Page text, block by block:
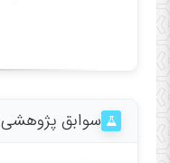
سوابق پژوهشی